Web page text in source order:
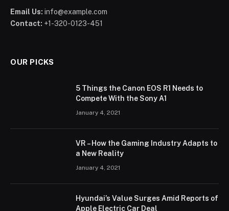
Email Us: info@example.com
Contact: +1-320-0123-451
OUR PICKS
5 Things the Canon EOS R1 Needs to
Compete With the Sony A1
January 4, 2021
VR – How the Gaming Industry Adapts to
a New Reality
January 4, 2021
Hyundai’s Value Surges Amid Reports of
Apple Electric Car Deal